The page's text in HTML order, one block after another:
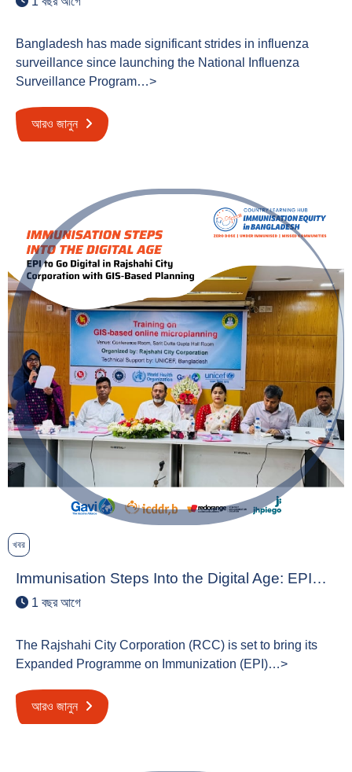
Bangladesh has made significant strides in influenza
surveillance since launching the National Influenza
Surveillance Program…>
আরও জানুন
খবর
Immunisation Steps Into the Digital Age: EPI…
1 বছর আগে
The Rajshahi City Corporation (RCC) is set to bring its
Expanded Programme on Immunization (EPI)…>
আরও জানুন